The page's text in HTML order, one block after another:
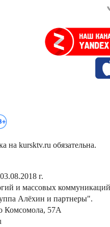
на kursktv.ru обязательна.
г.
и массовых
Алёхин и партнеры".
Комсомола, 57А